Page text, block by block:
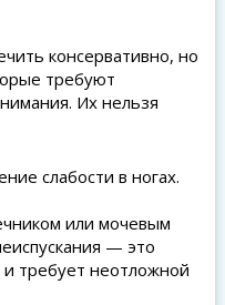
консервативно, но
требуют
Их нельзя
слабости в ногах.
или мочевым
— это
и требует неотложной